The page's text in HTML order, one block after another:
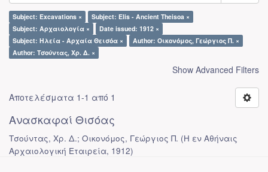
Subject: Excavations ×
Subject: Elis - Ancient Theisoa ×
Subject: Αρχαιολογία ×
Date issued: 1912 ×
Subject: Ηλεία - Αρχαία Θεισόα ×
Author: Οικονόμος, Γεώργιος Π. ×
Author: Τσούντας, Χρ. Δ. ×
Show Advanced Filters
Αποτελέσματα 1-1 από 1
Ανασκαφαί Θισόας
Τσούντας, Χρ. Δ.; Οικονόμος, Γεώργιος Π. (Η εν Αθήναις
Αρχαιολογική Εταιρεία, 1912)